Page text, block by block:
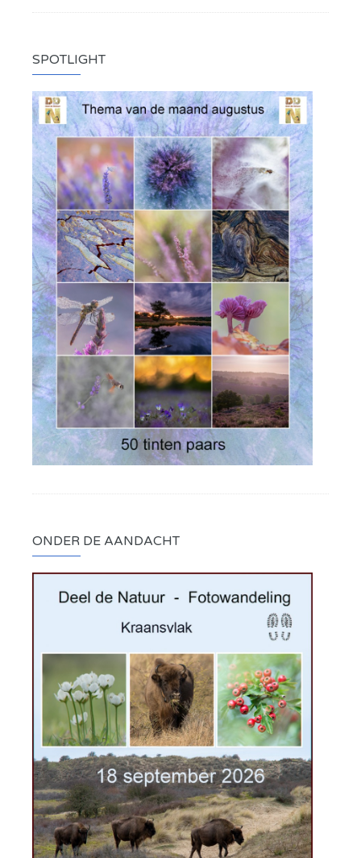
SPOTLIGHT
ONDER DE AANDACHT